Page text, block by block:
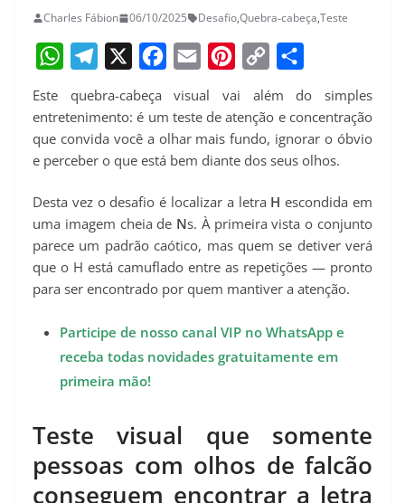
Charles Fábion 06/10/2025 Desafio,Quebra‑cabeça,Teste
h
a
t
A
p
p
e
l
e
r
a
m
a
c
e
b
o
o
k
m
a
i
i
n
t
r
e
s
t
o
p
y
i
n
k
h
a
r
Este quebra-cabeça visual vai além do simples
entretenimento: é um teste de atenção e concentração
que convida você a olhar mais fundo, ignorar o óbvio
e perceber o que está bem diante dos seus olhos.
Desta vez o desafio é localizar a letra H escondida em
uma imagem cheia de Ns. À primeira vista o conjunto
parece um padrão caótico, mas quem se detiver verá
que o H está camuflado entre as repetições — pronto
para ser encontrado por quem mantiver a atenção.
Participe de nosso canal VIP no WhatsApp e
receba todas novidades gratuitamente em
primeira mão!
Teste visual que somente
pessoas com olhos de falcão
conseguem encontrar a letra